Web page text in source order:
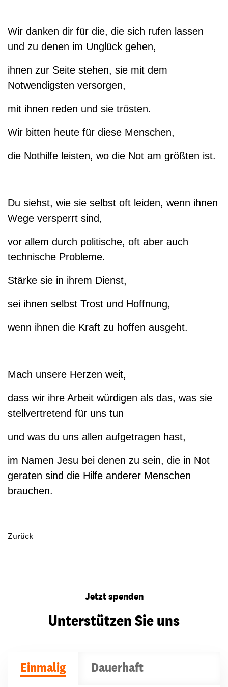
Wir danken dir für die, die sich rufen lassen
und zu denen im Unglück gehen,
ihnen zur Seite stehen, sie mit dem
Notwendigsten versorgen,
mit ihnen reden und sie trösten.
Wir bitten heute für diese Menschen,
die Nothilfe leisten, wo die Not am größten ist.
Du siehst, wie sie selbst oft leiden, wenn ihnen
Wege versperrt sind,
vor allem durch politische, oft aber auch
technische Probleme.
Stärke sie in ihrem Dienst,
sei ihnen selbst Trost und Hoffnung,
wenn ihnen die Kraft zu hoffen ausgeht.
Mach unsere Herzen weit,
dass wir ihre Arbeit würdigen als das, was sie
stellvertretend für uns tun
und was du uns allen aufgetragen hast,
im Namen Jesu bei denen zu sein, die in Not
geraten sind die Hilfe anderer Menschen
brauchen.
Zurück
Jetzt spenden
Unterstützen Sie uns
Einmalig Dauerhaft